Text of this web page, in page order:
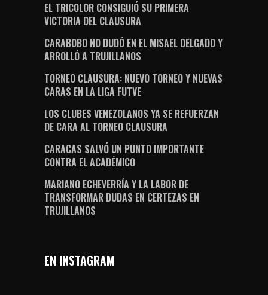
EL TRICOLOR CONSIGUIÓ SU PRIMERA
VICTORIA DEL CLAUSURA
CARABOBO NO DUDÓ EN EL MISAEL DELGADO Y
ARROLLÓ A TRUJILLANOS
TORNEO CLAUSURA: NUEVO TORNEO Y NUEVAS
CARAS EN LA LIGA FUTVE
LOS CLUBES VENEZOLANOS YA SE REFUERZAN
DE CARA AL TORNEO CLAUSURA
CARACAS SALVÓ UN PUNTO IMPORTANTE
CONTRA EL ACADÉMICO
MARIANO ECHEVERRÍA Y LA LABOR DE
TRANSFORMAR DUDAS EN CERTEZAS EN
TRUJILLANOS
EN INSTAGRAM